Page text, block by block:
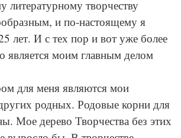
литературному творчеству
и по-настоящему я
лет. И с тех пор и вот уже более
является моим главным делом
для меня являются мои
родных. Родовые корни для
Мое дерево Творчества без этих